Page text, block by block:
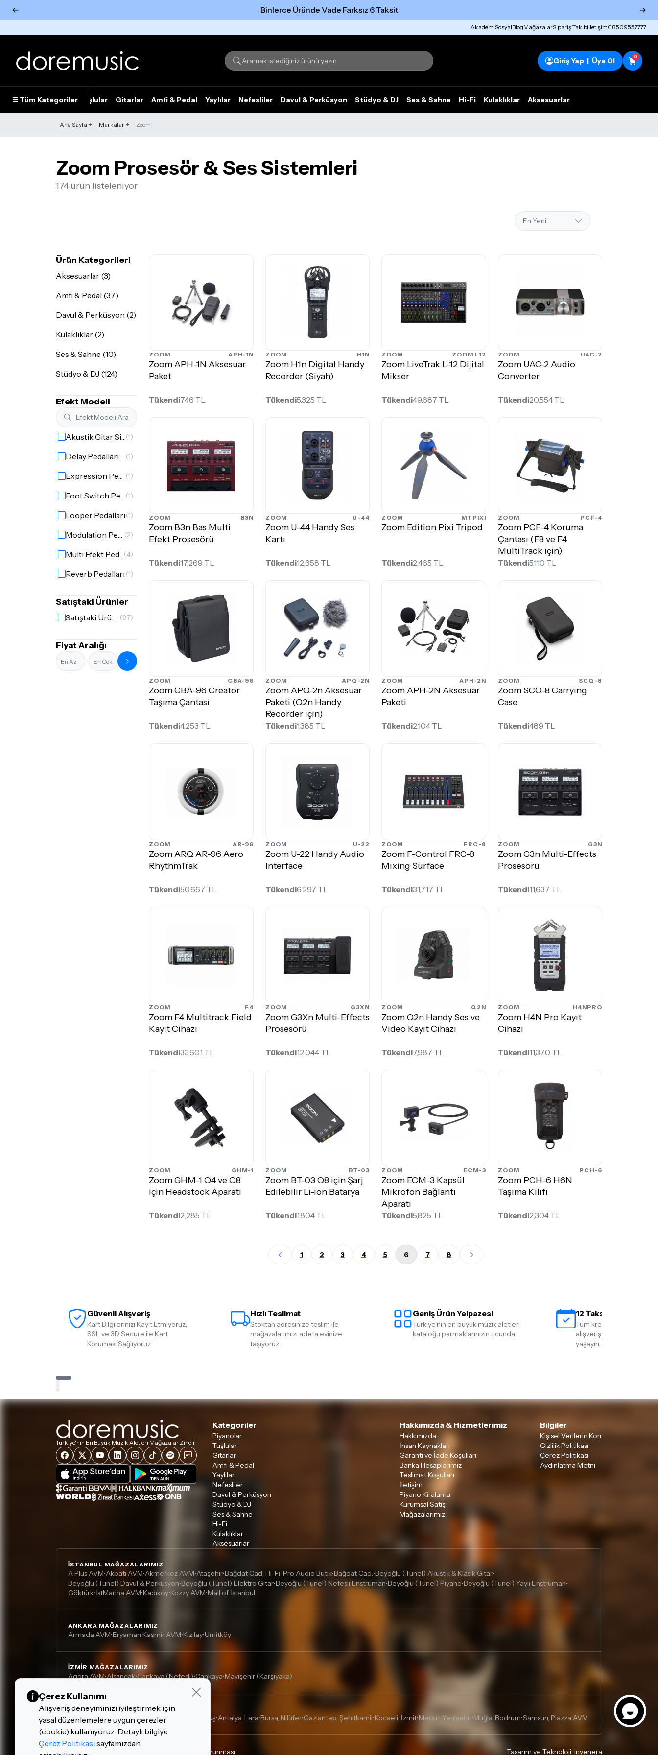
← Binlerce Üründe Vade Farksız 6 Taksit →
AkademiSosyalBlogMağazalarSipariş Takibiİletişim08509557777
Giriş Yap | Üye Ol 0
Tüm Kategoriler
Piyanolar Tuşlular Gitarlar Amfi & Pedal Yaylılar Nefesliler Davul & Perküsyon Stüdyo & DJ Ses & Sahne Hi-Fi Kulaklıklar Aksesuarlar
Ana Sayfa Markalar Zoom
Zoom Prosesör & Ses Sistemleri
174 ürün listeleniyor
Ürün Kategorileri
Aksesuarlar (3)
Amfi & Pedal (37)
Davul & Perküsyon (2)
Kulaklıklar (2)
Ses & Sahne (10)
Stüdyo & DJ (124)
Efekt Modeli
Akustik Gitar Simülatörü(1)
Delay Pedalları (1)
Expression Pedalları (1)
Foot Switch Pedalları (1)
Looper Pedalları(1)
Modulation Pedalları (2)
Multi Efekt Pedalları(4)
Reverb Pedalları (1)
Satıştaki Ürünler
Satıştaki Ürünler (87)
Fiyat Aralığı
-
ZOOM APH-1N
Zoom APH-1N Aksesuar
Paket
Tükendi746 TL
ZOOM H1N
Zoom H1n Digital Handy
Recorder (Siyah)
Tükendi5,325 TL
ZOOM ZOOM L12
Zoom LiveTrak L-12 Dijital
Mikser
Tükendi49,687 TL
ZOOM UAC-2
Zoom UAC-2 Audio
Converter
Tükendi20,554 TL
ZOOM B3N
Zoom B3n Bas Multi
Efekt Prosesörü
Tükendi17,269 TL
ZOOM U-44
Zoom U-44 Handy Ses
Kartı
Tükendi12,658 TL
ZOOM MTPIXI
Zoom Edition Pixi Tripod
Tükendi2,465 TL
ZOOM PCF-4
Zoom PCF-4 Koruma
Çantası (F8 ve F4
MultiTrack için)
Tükendi5,110 TL
ZOOM CBA-96
Zoom CBA-96 Creator
Taşıma Çantası
Tükendi4,253 TL
ZOOM APQ-2N
Zoom APQ-2n Aksesuar
Paketi (Q2n Handy
Recorder için)
Tükendi1,385 TL
ZOOM APH-2N
Zoom APH-2N Aksesuar
Paketi
Tükendi2,104 TL
ZOOM SCQ-8
Zoom SCQ-8 Carrying
Case
Tükendi489 TL
ZOOM AR-96
Zoom ARQ AR-96 Aero
RhythmTrak
Tükendi50,667 TL
ZOOM U-22
Zoom U-22 Handy Audio
Interface
Tükendi6,297 TL
ZOOM FRC-8
Zoom F-Control FRC-8
Mixing Surface
Tükendi31,717 TL
ZOOM G3N
Zoom G3n Multi-Effects
Prosesörü
Tükendi11,637 TL
ZOOM F4
Zoom F4 Multitrack Field
Kayıt Cihazı
Tükendi33,601 TL
ZOOM G3XN
Zoom G3Xn Multi-Effects
Prosesörü
Tükendi12,044 TL
ZOOM Q2N
Zoom Q2n Handy Ses ve
Video Kayıt Cihazı
Tükendi7,987 TL
ZOOM H4NPRO
Zoom H4N Pro Kayıt
Cihazı
Tükendi11,370 TL
ZOOM GHM-1
Zoom GHM-1 Q4 ve Q8
için Headstock Aparatı
Tükendi2,285 TL
ZOOM BT-03
Zoom BT-03 Q8 için Şarj
Edilebilir Li-ion Batarya
Tükendi1,804 TL
ZOOM ECM-3
Zoom ECM-3 Kapsül
Mikrofon Bağlantı
Aparatı
Tükendi5,825 TL
ZOOM PCH-6
Zoom PCH-6 H6N
Taşıma Kılıfı
Tükendi2,304 TL
1 2 3 4 5 6 7 8
Güvenli Alışveriş
Kart Bilgilerinizi Kayıt Etmiyoruz,
SSL ve 3D Secure ile Kart
Koruması Sağlıyoruz
Hızlı Teslimat
Stoktan adresinize teslim ile
mağazalarımızı adeta evinize
taşıyoruz.
Geniş Ürün Yelpazesi
Türkiye'nin en büyük müzik aletleri
kataloğu parmaklarınızın ucunda.
12 Taksit İmkanı
Tüm kredi kartlarına 12
alışveriş yapmanın
yaşayın.
Türkiye'nin En Büyük Müzik Aletleri Mağazalar Zinciri
Kategoriler
Piyanolar
Tuşlular
Gitarlar
Amfi & Pedal
Yaylılar
Nefesliler
Davul & Perküsyon
Stüdyo & DJ
Ses & Sahne
Hi-Fi
Kulaklıklar
Aksesuarlar
Hakkımızda & Hizmetlerimiz
Hakkımızda
İnsan Kaynakları
Garanti ve İade Koşulları
Banka Hesaplarımız
Teslimat Koşulları
İletişim
Piyano Kiralama
Kurumsal Satış
Mağazalarımız
Bilgiler
Kişisel Verilerin Korunması
Gizlilik Politikası
Çerez Politikası
Aydınlatma Metni
İSTANBUL MAĞAZALARIMIZ
A Plus AVM•Akbatı AVM•Akmerkez AVM•Ataşehir•Bağdat Cad. Hi-Fi, Pro Audio Butik•Bağdat Cad.•Beyoğlu (Tünel) Akustik & Klasik Gitar•
Beyoğlu (Tünel) Davul & Perküsyon•Beyoğlu (Tünel) Elektro Gitar•Beyoğlu (Tünel) Nefesli Enstrüman•Beyoğlu (Tünel) Piyano•Beyoğlu (Tünel) Yaylı Enstrüman•
Göktürk•İstMarina AVM•Kadıköy•Kozzy AVM•Mall of İstanbul
ANKARA MAĞAZALARIMIZ
Armada AVM•Eryaman Kaşmir AVM•Kızılay•Ümitköy
İZMIR MAĞAZALARIMIZ
Agora AVM•Alsancak•Çankaya (Nefesli)•Çankaya•Mavişehir (Karşıyaka)
DIĞER MAĞAZALARIMIZ
Adana, Çukurova - Turgut Özal• Adana, Kurtuluş•Antalya, Lara•Bursa, Nilüfer•Gaziantep, Şehitkamil•Kocaeli, İzmit•Mersin, Yenişehir•Muğla, Bodrum•Samsun, Piazza AVM
Gizlilik Politikası Kişisel Verilerin Korunması Tasarım ve Teknoloji: invenera
Tümünü Gör Tümünü gör
Çerez Kullanımı
Alışveriş deneyiminizi iyileştirmek için
yasal düzenlemelere uygun çerezler
(cookie) kullanıyoruz. Detaylı bilgiye
Çerez Politikası sayfamızdan